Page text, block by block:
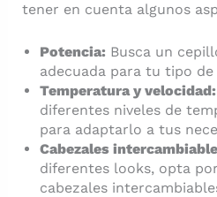
tener en cuenta algunos
Potencia:Busca un
adecuada para tu tipo de
Temperatura y velocidad:
diferentes niveles de
para adaptarlo a tus
Cabezales
diferentes looks, opta
cabezales